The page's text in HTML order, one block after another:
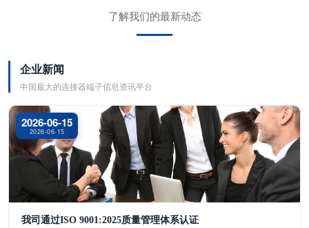
了解我们的最新动态
企业新闻
中国最大的连接器端子信息资讯平台
2026-06-15
2026-06-15
我司通过ISO 9001:2025质量管理体系认证